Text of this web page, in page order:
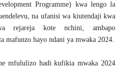
Programme) kwa lengo la
na ufanisi wa kiutendaji kwa
rejareja kote nchini, ambapo
mafunzo hayo ndani ya mwaka 2024.
mfululizo hadi kufikia mwaka 2024